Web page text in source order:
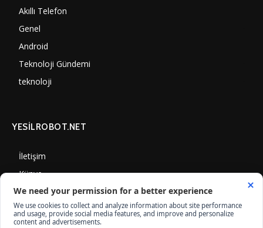
Akıllı Telefon
Genel
Android
Teknoloji Gündemi
teknoloji
YESİLROBOT.NET
İletişim
Künye
Gizlilik Politikası
Çerez Kullanımı